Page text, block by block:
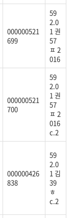
000000521
699
59
2.0
1 권
57
ㅍ 2
016
000000521
700
59
2.0
1 권
57
ㅍ 2
016
c.2
000000426
838
59
2.0
1 김
39
ㅎ
c.2